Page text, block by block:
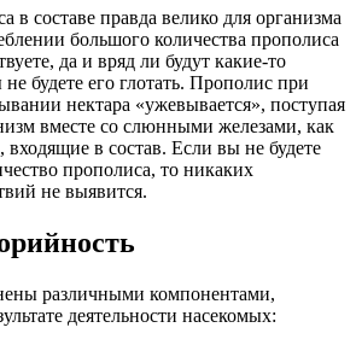
в составе правда велико для организма
большого количества прополиса
да и вряд ли будут какие-то
будете его глотать. Прополис при
нектара «ужевывается», поступая
вместе со слюнными железами, как
входящие в состав. Если вы не будете
прополиса, то никаких
не выявится.
различными компонентами,
деятельности насекомых: